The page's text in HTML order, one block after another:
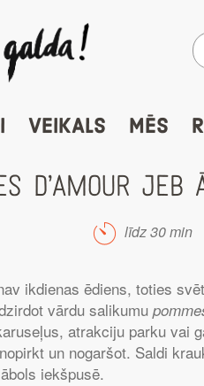
VEIKALS MĒS
D’AMOUR JEB
līdz 30 min
ikdienas ēdiens, toties
vārdu salikumu
atrakciju parku vai
un nogaršot. Saldi
iekšpusē.